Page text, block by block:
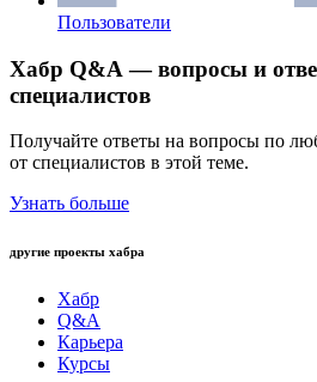
Пользователи
Хабр Q&A — вопросы и
специалистов
Получайте ответы на вопросы по
от специалистов в этой теме.
Узнать больше
другие проекты хабра
Хабр
Q&A
Карьера
Курсы